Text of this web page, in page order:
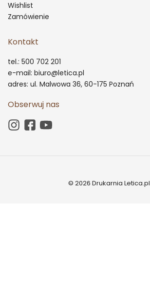
Wishlist
Zamówienie
Kontakt
tel.: 500 702 201
e-mail: biuro@letica.pl
adres: ul. Malwowa 36, 60-175 Poznań
Obserwuj nas
© 2026 Drukarnia Letica.pl